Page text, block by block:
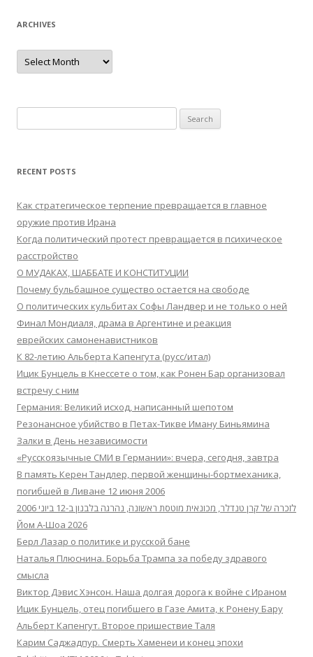
ARCHIVES
Archives
for:
RECENT POSTS
Как стратегическое терпение превращается в главное
оружие против Ирана
Когда политический протест превращается в психическое
расстройство
О МУДАКАХ, ШАББАТЕ И КОНСТИТУЦИИ
Почему бульбашное существо остается на свободе
О политических кульбитах Софы Ландвер и не только о ней
Финал Мондиаля, драма в Аргентине и реакция
еврейских самоненавистников
К 82-летию Альберта Капенгута (русс/итал)
Ицик Бунцель в Кнессете о том, как Ронен Бар организовал
встречу с ним
Германия: Великий исход, написанный шепотом
Резонансное убийство в Петах-Тикве Иману Биньямина
Залки в День независимости
«Русскоязычные СМИ в Германии»: вчера, сегодня, завтра
В память Керен Тандлер, первой женщины-бортмеханика,
погибшей в Ливане 12 июня 2006
לזכרה של קרן טנדלר, מכונאית מוטסת ראשונה, נהרגה בלבנון ב-12 ביוני 2006
Йом А-Шоа 2026
Берл Лазар о политике и русской бане
Наталья Плюснина. Борьба Трампа за победу здравого
смысла
Виктор Дэвис Хэнсон. Наша долгая дорога к войне с Ираном
Ицик Бунцель, отец погибшего в Газе Амита, к Ронену Бару
Альберт Капенгут. Второе пришествие Таля
Карим Саджадпур. Смерть Хаменеи и конец эпохи